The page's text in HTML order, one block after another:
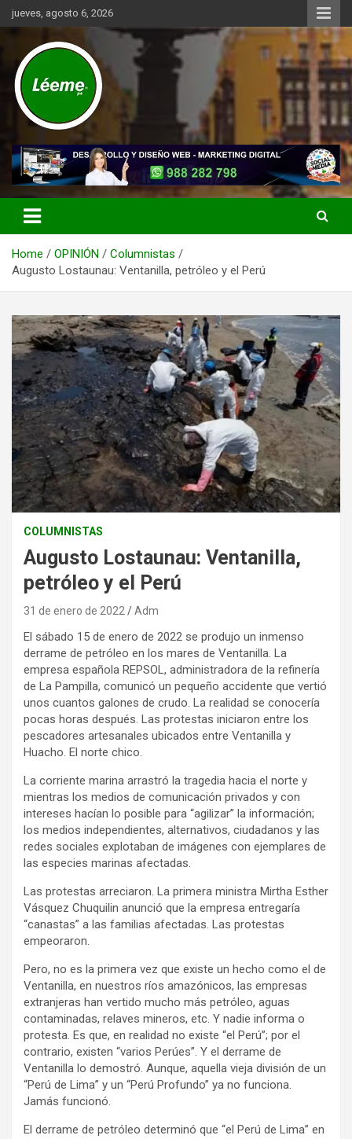
Skip
to
jueves, agosto 6, 2026
Léeme.pe
Noticias de actualidad del mundo distrital, vecinal, municipal y de
negocios a nivel de Lima Metropolitana, sin descuidar las noticias
de alcance nacional.
Home OPINIÓN
Columnistas
Augusto Lostaunau: Ventanilla, petróleo y el Perú
COLUMNISTAS
Augusto Lostaunau: Ventanilla,
petróleo y el Perú
31 de enero de 2022 Adm
El sábado 15 de enero de 2022 se produjo un inmenso
derrame de petróleo en los mares de Ventanilla. La
empresa española REPSOL, administradora de la refinería
de La Pampilla, comunicó un pequeño accidente que vertió
unos cuantos galones de crudo. La realidad se conocería
pocas horas después. Las protestas iniciaron entre los
pescadores artesanales ubicados entre Ventanilla y
Huacho. El norte chico.
La corriente marina arrastró la tragedia hacia el norte y
mientras los medios de comunicación privados y con
intereses hacían lo posible para “agilizar” la información;
los medios independientes, alternativos, ciudadanos y las
redes sociales explotaban de imágenes con ejemplares de
las especies marinas afectadas.
Las protestas arreciaron. La primera ministra Mirtha Esther
Vásquez Chuquilin anunció que la empresa entregaría
“canastas” a las familias afectadas. Las protestas
empeoraron.
Pero, no es la primera vez que existe un hecho como el de
Ventanilla, en nuestros ríos amazónicos, las empresas
extranjeras han vertido mucho más petróleo, aguas
contaminadas, relaves mineros, etc. Y nadie informa o
protesta. Es que, en realidad no existe “el Perú”; por el
contrario, existen “varios Perúes”. Y el derrame de
Ventanilla lo demostró. Aunque, aquella vieja división de un
“Perú de Lima” y un “Perú Profundo” ya no funciona.
Jamás funcionó.
El derrame de petróleo determinó que “el Perú de Lima” en